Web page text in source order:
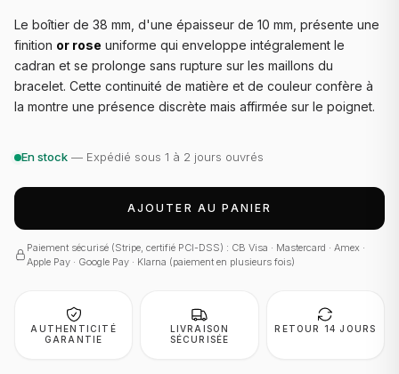
Le boîtier de 38 mm, d'une épaisseur de 10 mm, présente une
finition or rose uniforme qui enveloppe intégralement le
cadran et se prolonge sans rupture sur les maillons du
bracelet. Cette continuité de matière et de couleur confère à
la montre une présence discrète mais affirmée sur le poignet.
En stock — Expédié sous 1 à 2 jours ouvrés
AJOUTER AU PANIER
Paiement sécurisé (Stripe, certifié PCI-DSS) : CB Visa · Mastercard · Amex ·
Apple Pay · Google Pay · Klarna (paiement en plusieurs fois)
AUTHENTICITÉ
GARANTIE
LIVRAISON
SÉCURISÉE
RETOUR 14 JOURS